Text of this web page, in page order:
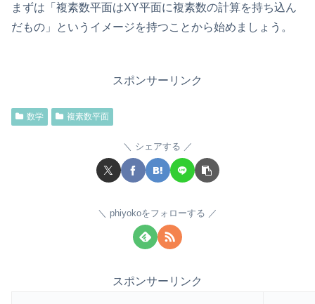
まずは「複素数平面はXY平面に複素数の計算を持ち込ん
だもの」というイメージを持つことから始めましょう。
スポンサーリンク
数学 複素数平面
シェアする
phiyokoをフォローする
スポンサーリンク